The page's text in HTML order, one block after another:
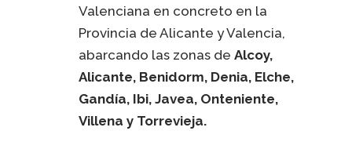
Valenciana en concreto en la
Provincia de Alicante y Valencia,
abarcando las zonas de Alcoy,
Alicante, Benidorm, Denia, Elche,
Gandía, Ibi, Javea, Onteniente,
Villena y Torrevieja.